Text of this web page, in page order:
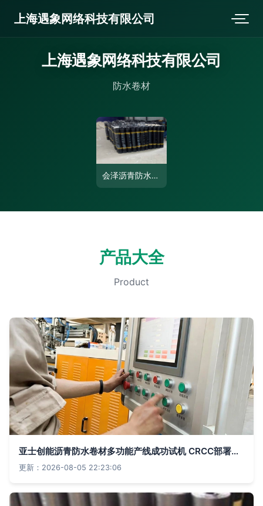
上海遇象网络科技有限公司
上海遇象网络科技有限公司
防水卷材
会泽沥青防水卷材 雨舟防水为您筑造坚固防水屏障
产品大全
Product
亚士创能沥青防水卷材多功能产线成功试机 CRCC部署圆满收官，开启防水新篇章
更新：2026-08-05 22:23:06